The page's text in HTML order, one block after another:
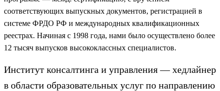
соответствующих выпускных документов, регистрацией в
системе ФРДО РФ и международных квалификационных
реестрах. Начиная с 1998 года, нами было осуществлено более
12 тысяч выпусков высококлассных специалистов.
Институт консалтинга и управления — хедлайнер
в области образовательных услуг по направлению